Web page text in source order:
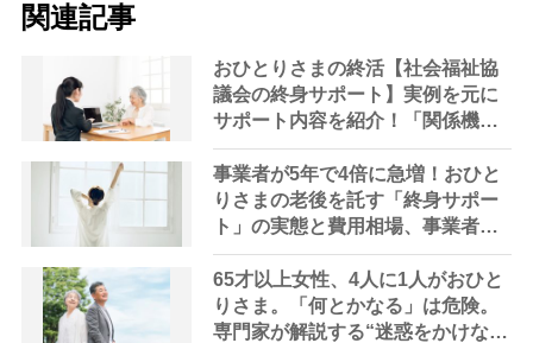
関連記事
おひとりさまの終活【社会福祉協
議会の終身サポート】実例を元に
サポート内容を紹介！「関係機関
と情報共有、介護保険や成年後見
までつなぐ包括的支援体制」
事業者が5年で4倍に急増！おひと
りさまの老後を託す「終身サポー
ト」の実態と費用相場、事業者を
選ぶポイントを専門家が解説
65才以上女性、4人に1人がおひと
りさま。「何とかなる」は危険。
専門家が解説する“迷惑をかけな